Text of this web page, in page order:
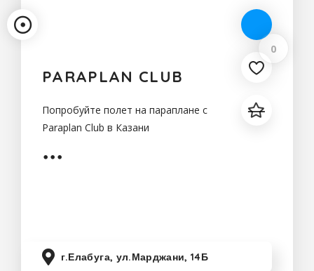
0
PARAPLAN CLUB
Попробуйте полет на параплане с
Paraplan Club в Казани
г.Елабуга, ул.Марджани, 14Б